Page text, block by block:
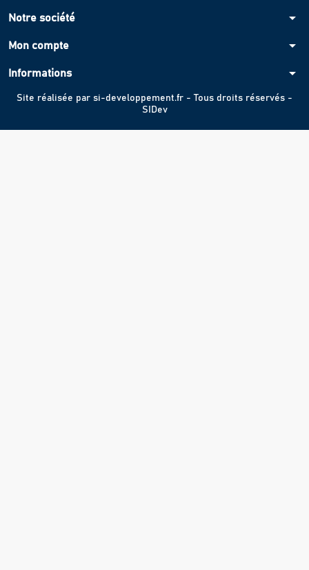
Notre société arrow_drop_down
Mon compte arrow_drop_down
Informations arrow_drop_down
Site réalisée par si-developpement.fr - Tous droits réservés -
SIDev